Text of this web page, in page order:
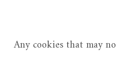
Any cookies that may